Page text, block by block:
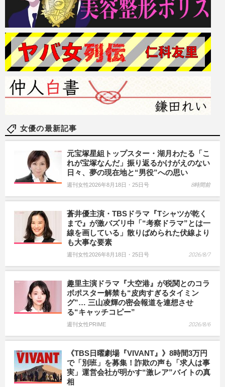
女優の最新記事
元宝塚星組トップスター・湖月わたる「こ
れが宝塚なんだ」振り返るかけがえのない
日々、夢の現在地と“男役”への思い
週刊女性2026年8月18日・25日号 8時間前
蒼井優主演・TBSドラマ『Tシャツが乾く
まで』が激バズリ中「“考察ドラマ”とは一
線を画している」散りばめられた伏線より
も大事な要素
週刊女性2026年8月18日・25日号 2026/8/7
趣里主演ドラマ『大空港』が税関とのコラ
ボポスター解禁も“皮肉すぎるタイミン
グ”… 三山凌輝の密会報道を連想させ
る“キャッチコピー”
週刊女性PRIME 2026/8/6
《TBS日曜劇場『VIVANT』》8時間3万円
で「別班」を募集！詐欺の声も「求人は事
実」運営会社が明かす“激レア”バイトの真
相